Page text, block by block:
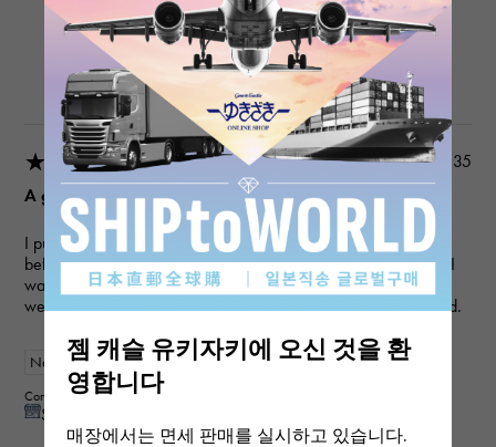
젬 캐슬 유키자키에 오신 것을 환
영합니다
매장에서는 면세 판매를 실시하고 있습니다.
Datejust 279171NG White/10PD
Product details
★★★★★
2026/03/18 22:03:35
A gift for my wife
I purchased a gift for an anniversary. I've used this service
before, and they always provide polite and helpful service, so I
was able to purchase the item I wanted smoothly this time as
well. My wife loved it and was very happy, so I'm very satisfied.
New Women
Contributor : 50 generationsmale
See reply from store